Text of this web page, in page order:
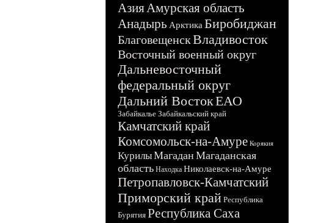
АзияАмурская область
Анадырь Арктика Биробиджан
БлаговещенскВладивосток
Восточный военный округ
Дальневосточный
федеральный округ
Дальний ВостокЕАО
Забайкалье Забайкальский край
Камчатский край
Комсомольск-на-Амуре Корякия
КурилыМагадан Магаданская
область Находка Николаевск-на-Амуре
Петропавловск-Камчатский
Приморский край Республика
Бурятия Республика Саха